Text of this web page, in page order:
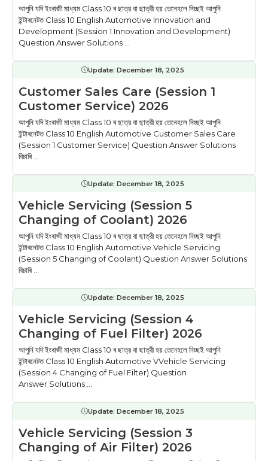
আপুনি যদি ইংৰাজী মাধ্যম Class 10 ৰ ছাত্র বা ছাত্রী হয় তেনেহলে নিচ্ছই আপুনি
ইন্টাৰনেটত Class 10 English Automotive Innovation and
Development (Session 1 Innovation and Development)
Question Answer Solutions ...
Update: December 18, 2025
Customer Sales Care (Session 1
Customer Service) 2026
আপুনি যদি ইংৰাজী মাধ্যম Class 10 ৰ ছাত্র বা ছাত্রী হয় তেনেহলে নিচ্ছই আপুনি
ইন্টাৰনেটত Class 10 English Automotive Customer Sales Care
(Session 1 Customer Service) Question Answer Solutions
বিচাৰি ...
Update: December 18, 2025
Vehicle Servicing (Session 5
Changing of Coolant) 2026
আপুনি যদি ইংৰাজী মাধ্যম Class 10 ৰ ছাত্র বা ছাত্রী হয় তেনেহলে নিচ্ছই আপুনি
ইন্টাৰনেটত Class 10 English Automotive Vehicle Servicing
(Session 5 Changing of Coolant) Question Answer Solutions
বিচাৰি ...
Update: December 18, 2025
Vehicle Servicing (Session 4
Changing of Fuel Filter) 2026
আপুনি যদি ইংৰাজী মাধ্যম Class 10 ৰ ছাত্র বা ছাত্রী হয় তেনেহলে নিচ্ছই আপুনি
ইন্টাৰনেটত Class 10 English Automotive VVehicle Servicing
(Session 4 Changing of Fuel Filter) Question
Answer Solutions ...
Update: December 18, 2025
Vehicle Servicing (Session 3
Changing of Air Filter) 2026